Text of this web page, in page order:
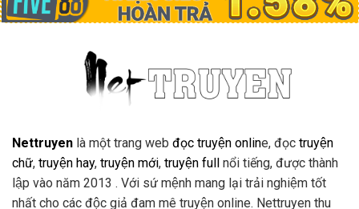
Nettruyen là một trang web đọc truyện online, đọc truyện
chữ, truyện hay, truyện mới, truyện full nổi tiếng, được thành
lập vào năm 2013 . Với sứ mệnh mang lại trải nghiệm tốt
nhất cho các độc giả đam mê truyện online. Nettruyen thu